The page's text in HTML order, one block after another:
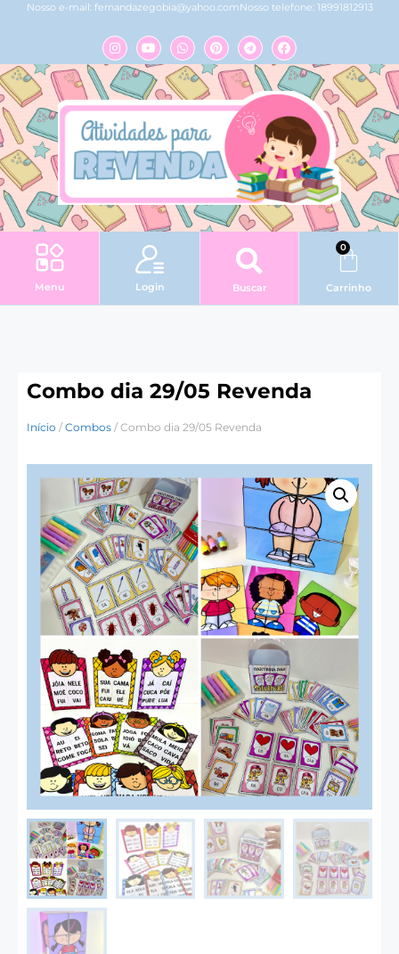
Nosso e-mail: fernandazegobia@yahoo.comNosso telefone: 18991812913
Menu Login Buscar
0
Carrinho
Combo dia 29/05 Revenda
Início / Combos / Combo dia 29/05 Revenda